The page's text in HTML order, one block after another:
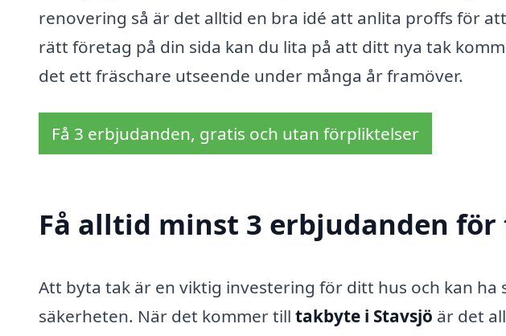
renovering så är det alltid en bra idé att anlita proffs för
rätt företag på din sida kan du lita på att ditt nya tak
det ett fräschare utseende under många år framöver.
Få 3 erbjudanden, gratis och utan förpliktelser
Få alltid minst 3 erbjudanden
Att byta tak är en viktig investering för ditt hus och kan
säkerheten. När det kommer till takbyte i Stavsjö är det